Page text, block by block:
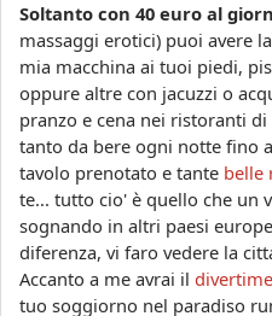
Soltanto con 40 euro al
massaggi erotici) puoi avere
mia macchina ai tuoi piedi,
oppure altre con jacuzzi o
pranzo e cena nei ristoranti
tanto da bere ogni notte fino
tavolo prenotato e tante belle
te... tutto cio' è quello che un
sognando in altri paesi
diferenza, vi faro vedere la
Accanto a me avrai il
tuo soggiorno nel paradiso